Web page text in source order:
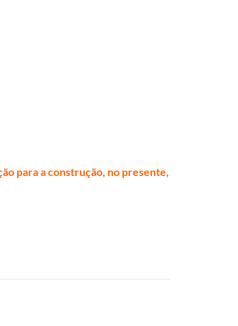
para a construção, no presente,